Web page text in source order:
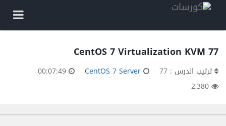
77 CentOS 7 Virtualization KVM
ترتيب الدرس : 77 CentOS 7 Server